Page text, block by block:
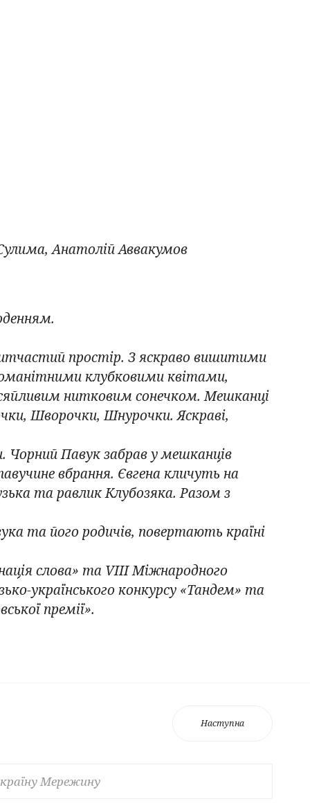
Анатолій Аввакумов
простір. З яскраво вишитими
клубковими квітами,
нитковим сонечком. Мешканці
Шворочки, Шнурочки. Яскраві,
Чорний Павук забрав у мешканців
вбрання. Євгена кличуть на
та равлик Клубозяка. Разом з
та його родичів, повертають країні
слова» та VIII Міжнародного
українського конкурсу «Тандем» та
премії».
Наступна
Мережину